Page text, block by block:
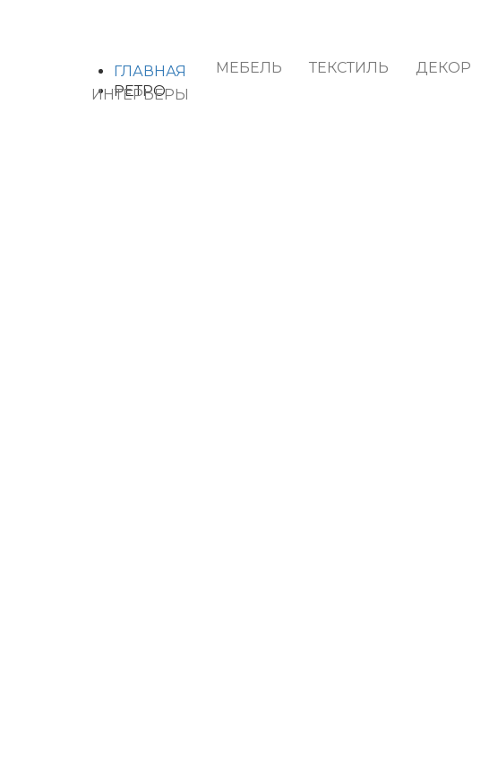
ИНТЕРЬЕРЫ
МЕБЕЛЬ ТЕКСТИЛЬ ДЕКОР
ГЛАВНАЯ
РЕТРО